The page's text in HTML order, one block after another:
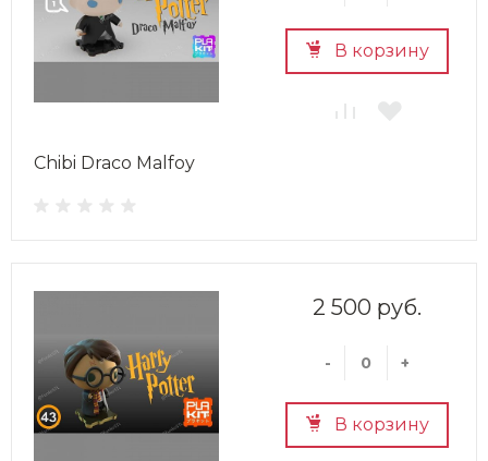
В корзину
Chibi Draco Malfoy
2 500 руб.
- +
В корзину